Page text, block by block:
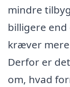
mindre
billigere end
kræver
Derfor er
om, hvad